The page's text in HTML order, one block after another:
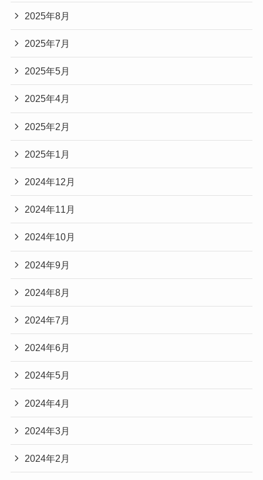
2025年8月
2025年7月
2025年5月
2025年4月
2025年2月
2025年1月
2024年12月
2024年11月
2024年10月
2024年9月
2024年8月
2024年7月
2024年6月
2024年5月
2024年4月
2024年3月
2024年2月